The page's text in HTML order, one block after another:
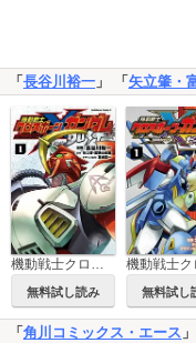
「長谷川裕一 」 「矢立肇・
無料試し読み 無料試し
「 角川コミックス・エース